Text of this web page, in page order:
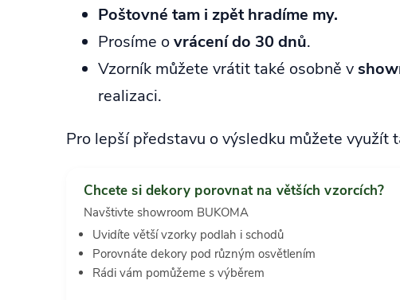
Poštovné tam i zpět hradíme my.
Prosíme ovrácení do 30 dnů.
Vzorník můžete vrátit také osobně v
realizaci.
Pro lepší představu o výsledku můžete využít
Chcete si dekory porovnat na větších vzorcích?
Navštivte showroom BUKOMA
Uvidíte větší vzorky podlah i schodů
Porovnáte dekory pod různým osvětlením
Rádi vám pomůžeme s výběrem